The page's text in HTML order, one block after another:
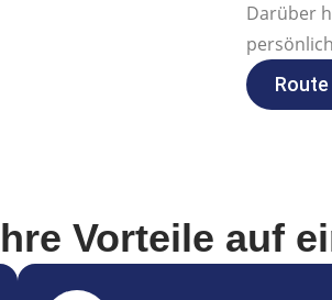
Darüber
Vorteile auf